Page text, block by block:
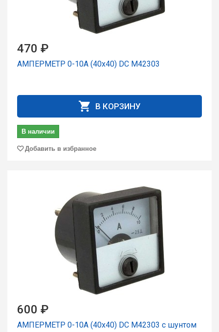
470 ₽
АМПЕРМЕТР 0-10А (40x40) DC М42303
В КОРЗИНУ
В наличии
Добавить в избранное
600 ₽
АМПЕРМЕТР 0-10А (40x40) DC М42303 с шунтом